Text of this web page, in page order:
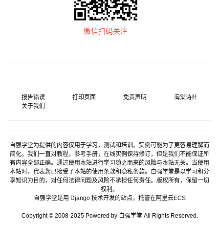
微信扫码关注
报告错误 打印页面 免责声明
海棠诗社
关于我们
自强学堂为提供的内容仅用于学习，测试和培训。实例可能为了更容易理解而
简化。我们一直对教程，参考手册，在线实例保持修订，但是我们不能保证所
有内容全部正确。通过使用本站进行学习随之而来的风险与本站无关。当使用
本站时，代表您已接受了本站的使用条款和隐私条款。自强学堂是以学习和分
享知识为目的，对任何法律问题及风险不承担任何责任。版权所有，保留一切
权利。
自强学堂是用 Django技术开发的站点，托管在阿里云ECS
Copyright © 2008-2025 Powered by 自强学堂 All Rights Reserved.